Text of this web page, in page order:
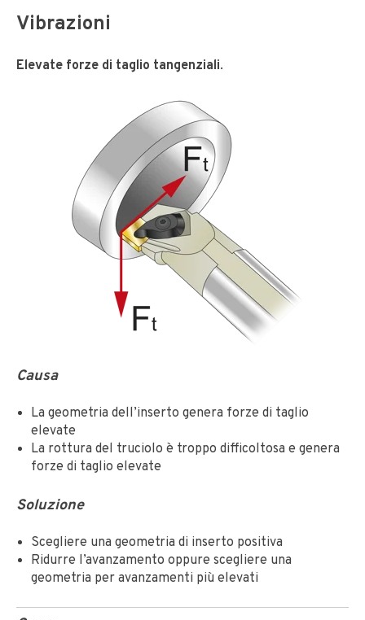
Vibrazioni
Elevate forze di taglio tangenziali.
Causa
La geometria dell’inserto genera forze di taglio
elevate
La rottura del truciolo è troppo difficoltosa e genera
forze di taglio elevate
Soluzione
Scegliere una geometria di inserto positiva
Ridurre l’avanzamento oppure scegliere una
geometria per avanzamenti più elevati